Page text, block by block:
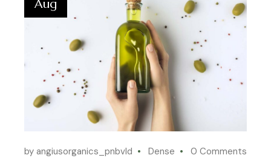
Aug
by angiusorganics_pnbvld Dense 0 Comments